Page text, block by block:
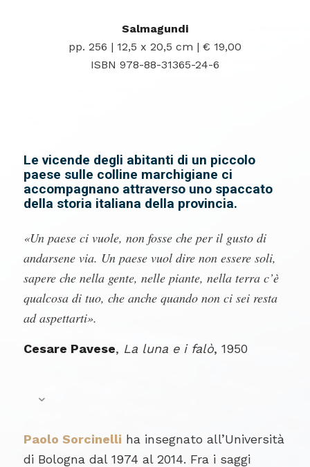
Salmagundi
pp. 256 | 12,5 x 20,5 cm | € 19,00
ISBN 978-88-31365-24-6
Le vicende degli abitanti di un piccolo
paese sulle colline marchigiane ci
accompagnano attraverso uno spaccato
della storia italiana della provincia.
«Un paese ci vuole, non fosse che per il gusto di
andarsene via. Un paese vuol dire non essere soli,
sapere che nella gente, nelle piante, nella terra c’è
qualcosa di tuo, che anche quando non ci sei resta
ad aspettarti».
Cesare Pavese, La luna e i falò, 1950
Paolo Sorcinelli ha insegnato all’Università
di Bologna dal 1974 al 2014. Fra i saggi